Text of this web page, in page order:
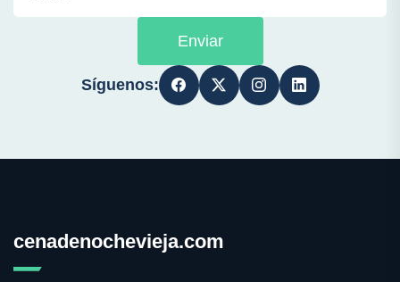
Enviar
Síguenos:
cenadenochevieja.com